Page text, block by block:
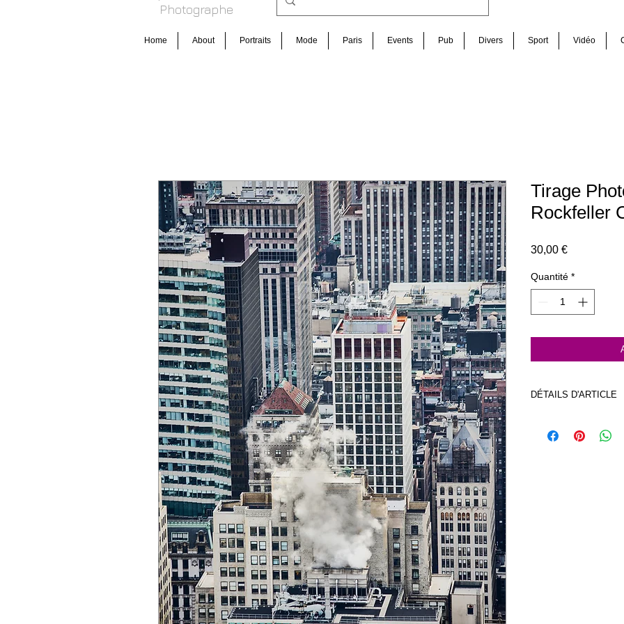
Photog raphe
Home About Portraits Mode Paris Events Pub Divers Sport Vidéo
Tirage
Rockfeller
30,00 €Prix
Quantité *
DÉTAILS D'ARTICLE
g/m2